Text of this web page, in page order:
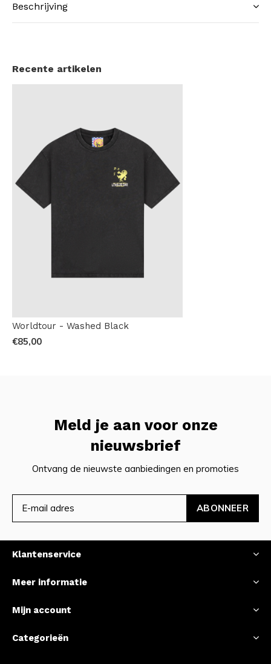
Beschrijving
Recente artikelen
Worldtour - Washed Black
€85,00
Meld je aan voor onze
nieuwsbrief
Ontvang de nieuwste aanbiedingen en promoties
ABONNEER
Klantenservice
Meer informatie
Mijn account
Categorieën